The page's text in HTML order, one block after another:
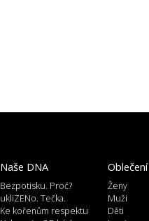
Oblečení
Ženy
Muži
Děti
Naše DNA
Bezpotisku. Proč?
ukliZENo. Tečka.
Ke kořenům respektu